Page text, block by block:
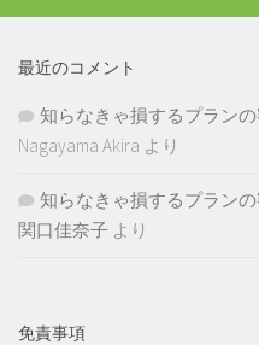
最近のコメント
知らなきゃ損するプラン
Nagayama Akira より
知らなきゃ損するプラン
関口佳奈子 より
免責事項